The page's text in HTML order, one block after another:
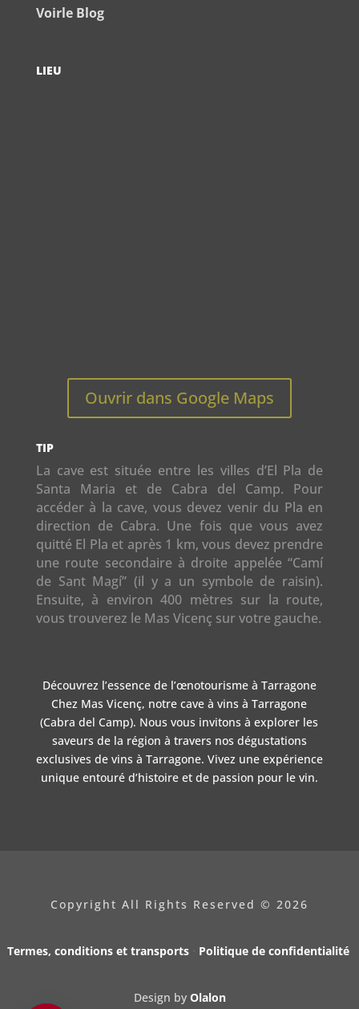
Voirle Blog
LIEU
Ouvrir dans Google Maps
TIP
La cave est située entre les villes d’El Pla de
Santa Maria et de Cabra del Camp. Pour
accéder à la cave, vous devez venir du Pla en
direction de Cabra. Une fois que vous avez
quitté El Pla et après 1 km, vous devez prendre
une route secondaire à droite appelée “Camí
de Sant Magí” (il y a un symbole de raisin).
Ensuite, à environ 400 mètres sur la route,
vous trouverez le Mas Vicenç sur votre gauche.
Découvrez l’essence de l’œnotourisme à Tarragone
Chez Mas Vicenç, notrecave à vins à Tarragone
(Cabra del Camp). Nous vous invitons à explorer les
saveurs de la région à travers nos dégustations
exclusives de vins à Tarragone. Vivez une expérience
unique entouré d’histoire et de passion pour le vin.
Copyright All Rights Reserved © 2026
Termes, conditions et transports· Politique de confidentialité
Design by Olalon